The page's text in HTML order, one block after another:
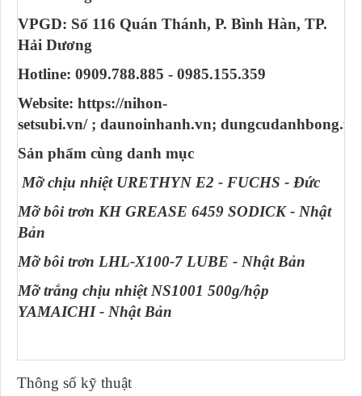
VPGD: Số 116 Quán Thánh, P. Bình Hàn, TP.
Hải Dương
Hotline: 0909.788.885 - 0985.155.359
Website: https://nihon-
setsubi.vn/ ; daunoinhanh.vn; dungcudanhbong.vn
Sản phẩm cùng danh mục
Mỡ chịu nhiệt URETHYN E2 - FUCHS - Đức
Mỡ bôi trơn KH GREASE 6459 SODICK - Nhật
Bản
Mỡ bôi trơn LHL-X100-7 LUBE - Nhật Bản
Mỡ trắng chịu nhiệt NS1001 500g/hộp
YAMAICHI - Nhật Bản
Thông số kỹ thuật